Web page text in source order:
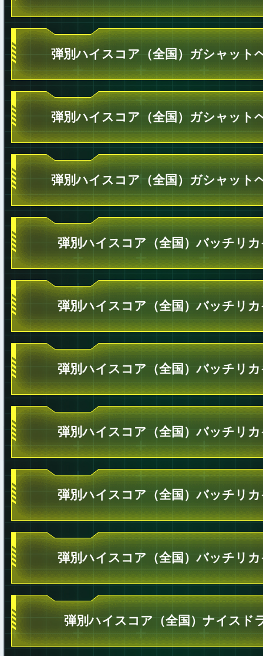
弾別ハイスコア（全国）ガシャット
弾別ハイスコア（全国）ガシャット
弾別ハイスコア（全国）ガシャット
弾別ハイスコア（全国）バッチリ
弾別ハイスコア（全国）バッチリ
弾別ハイスコア（全国）バッチリ
弾別ハイスコア（全国）バッチリ
弾別ハイスコア（全国）バッチリ
弾別ハイスコア（全国）バッチリ
弾別ハイスコア（全国）ナイスド